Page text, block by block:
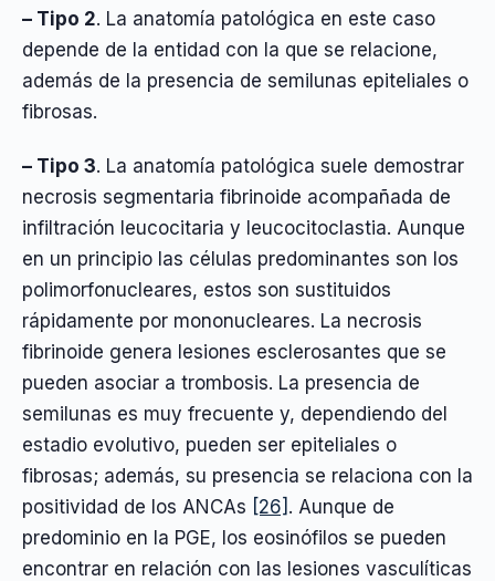
– Tipo 2. La anatomía patológica en este caso
depende de la entidad con la que se relacione,
además de la presencia de semilunas epiteliales o
fibrosas.
– Tipo 3. La anatomía patológica suele demostrar
necrosis segmentaria fibrinoide acompañada de
infiltración leucocitaria y leucocitoclastia. Aunque
en un principio las células predominantes son los
polimorfonucleares, estos son sustituidos
rápidamente por mononucleares. La necrosis
fibrinoide genera lesiones esclerosantes que se
pueden asociar a trombosis. La presencia de
semilunas es muy frecuente y, dependiendo del
estadio evolutivo, pueden ser epiteliales o
fibrosas; además, su presencia se relaciona con la
positividad de los ANCAs [26] . Aunque de
predominio en la PGE, los eosinófilos se pueden
encontrar en relación con las lesiones vasculíticas